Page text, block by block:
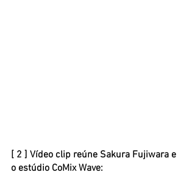
[ 2 ] Vídeo clip reúne Sakura Fujiwara e
o estúdio CoMix Wave: